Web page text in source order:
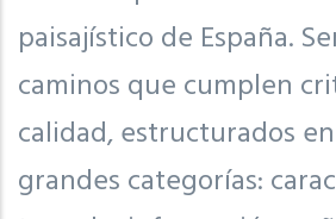
paisajístico de España.
caminos que cumplen
calidad, estructurados
grandes categorías: